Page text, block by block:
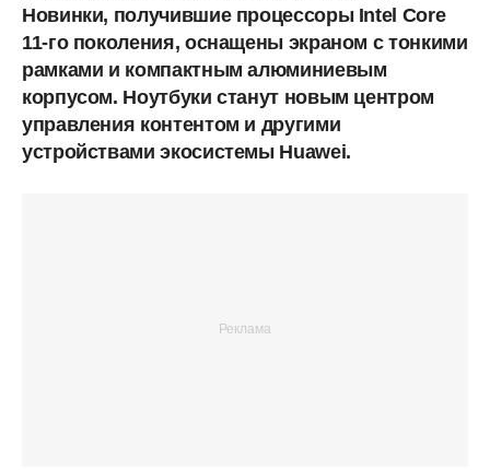
Новинки, получившие процессоры Intel Core
11-го поколения, оснащены экраном с тонкими
рамками и компактным алюминиевым
корпусом. Ноутбуки станут новым центром
управления контентом и другими
устройствами экосистемы Huawei.